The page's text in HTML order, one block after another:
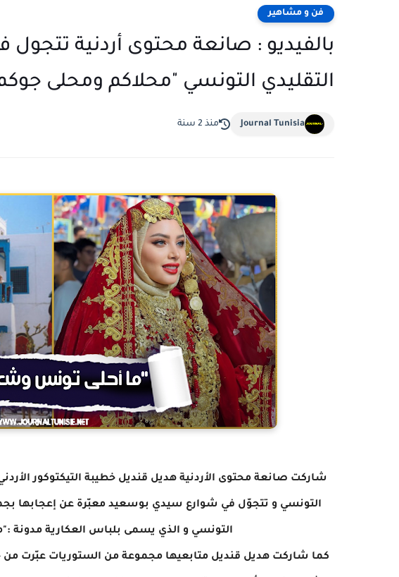
فن و مشاهير
بالفيديو : صانعة محتوى أردنية
التقليدي التونسي "محلاكم ومحلى
Journal Tunisia منذ 2 سنة
شاركت صانعة محتوى الأردنية هديل قنديل خطيبة التيكتوكور
التونسي و تتجوّل في شوارع سيدي بوسعيد معبّرة عن إعجابها
التونسي و الذي يسمى بلباس العكارية مدونة
كما شاركت هديل قنديل متابعيها مجموعة من الستوريات عبّرت